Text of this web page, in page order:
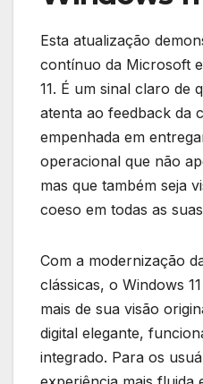
Esta atualização
contínuo da Microsoft
11. É um sinal claro de
atenta ao feedback da
empenhada em
operacional que não
mas que também seja
coeso em todas as
Com a modernização
clássicas, o Windows
mais de sua visão
digital elegante,
integrado. Para os